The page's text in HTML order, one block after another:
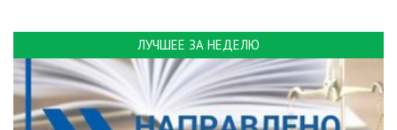
ЛУЧШЕЕ ЗА НЕДЕЛЮ